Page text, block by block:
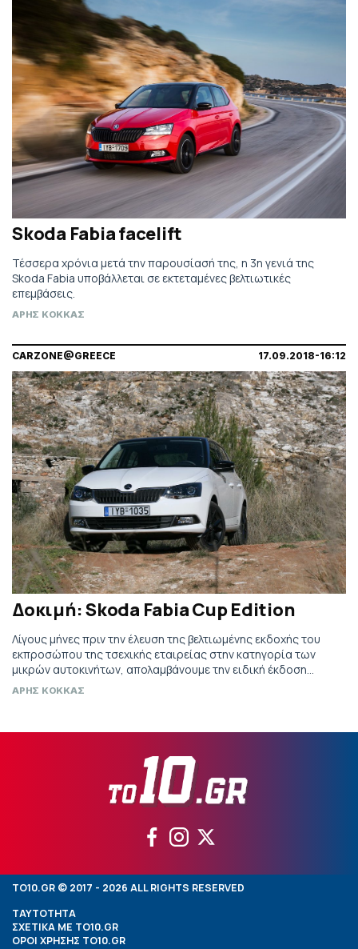
Skoda Fabia facelift
Τέσσερα χρόνια μετά την παρουσίασή της, η 3η γενιά της
Skoda Fabia υποβάλλεται σε εκτεταμένες βελτιωτικές
επεμβάσεις.
ΑΡΗΣ ΚΟΚΚΑΣ
CARZONE@GREECE 17.09.2018-16:12
Δοκιμή: Skoda Fabia Cup Edition
Λίγους μήνες πριν την έλευση της βελτιωμένης εκδοχής του
εκπροσώπου της τσεχικής εταιρείας στην κατηγορία των
μικρών αυτοκινήτων, απολαμβάνουμε την ειδική έκδοση
Skoda Fabia Cup Edition.
ΑΡΗΣ ΚΟΚΚΑΣ
TO10.GR © 2017 - 2026 ALL RIGHTS RESERVED
ΤΑΥΤΟΤΗΤΑ
ΣΧΕΤΙΚΑ ΜΕ TO10.GR
ΟΡΟΙ ΧΡΗΣΗΣ TO10.GR